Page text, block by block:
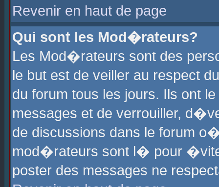
Revenir en haut de page
Qui sont les Mod�rateurs?
Les Mod�rateurs sont des
le but est de veiller au respect
du forum tous les jours. Ils ont
messages et de verrouiller,
de discussions dans le forum
mod�rateurs sont l� pour
poster des messages ne